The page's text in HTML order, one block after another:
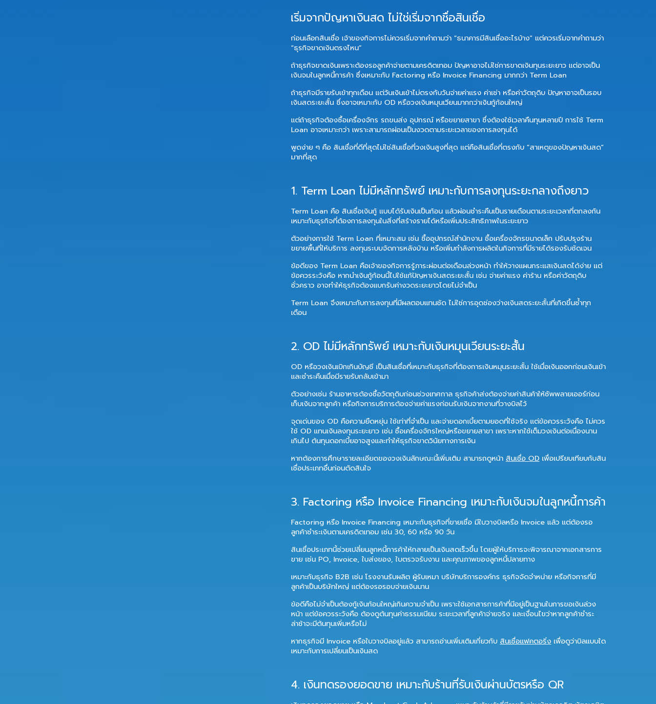
เริ่มจากปัญหาเงินสด ไม่ใช่เริ่มจากชื่อสินเชื่อ
ก่อนเลือกสินเชื่อ เจ้าของกิจการไม่ควรเริ่มจากคำถามว่า “ธนาคารมีสินเชื่ออะไรบ้าง” แต่ควรเริ่มจากคำถามว่า
“ธุรกิจขาดเงินตรงไหน”
ถ้าธุรกิจขาดเงินเพราะต้องรอลูกค้าจ่ายตามเครดิตเทอม ปัญหาอาจไม่ใช่การขาดเงินทุนระยะยาว แต่อาจเป็น
เงินจมในลูกหนี้การค้า ซึ่งเหมาะกับ Factoring หรือ Invoice Financing มากกว่า Term Loan
ถ้าธุรกิจมีรายรับเข้าทุกเดือน แต่วันเงินเข้าไม่ตรงกับวันจ่ายค่าแรง ค่าเช่า หรือค่าวัตถุดิบ ปัญหาอาจเป็นรอบ
เงินสดระยะสั้น ซึ่งอาจเหมาะกับ OD หรือวงเงินหมุนเวียนมากกว่าเงินกู้ก้อนใหญ่
แต่ถ้าธุรกิจต้องซื้อเครื่องจักร รถขนส่ง อุปกรณ์ หรือขยายสาขา ซึ่งต้องใช้เวลาคืนทุนหลายปี การใช้ Term
Loan อาจเหมาะกว่า เพราะสามารถผ่อนเป็นงวดตามระยะเวลาของการลงทุนได้
พูดง่าย ๆ คือ สินเชื่อที่ดีที่สุดไม่ใช่สินเชื่อที่วงเงินสูงที่สุด แต่คือสินเชื่อที่ตรงกับ “สาเหตุของปัญหาเงินสด”
มากที่สุด
1. Term Loan ไม่มีหลักทรัพย์ เหมาะกับการลงทุนระยะกลางถึงยาว
Term Loan คือ สินเชื่อเงินกู้ แบบได้รับเงินเป็นก้อน แล้วผ่อนชำระคืนเป็นรายเดือนตามระยะเวลาที่ตกลงกัน
เหมาะกับธุรกิจที่ต้องการลงทุนในสิ่งที่สร้างรายได้หรือเพิ่มประสิทธิภาพในระยะยาว
ตัวอย่างการใช้ Term Loan ที่เหมาะสม เช่น ซื้ออุปกรณ์สำนักงาน ซื้อเครื่องจักรขนาดเล็ก ปรับปรุงร้าน
ขยายพื้นที่ให้บริการ ลงทุนระบบจัดการหลังบ้าน หรือเพิ่มกำลังการผลิตในกิจการที่มีรายได้รองรับชัดเจน
ข้อดีของ Term Loan คือเจ้าของกิจการรู้ภาระผ่อนต่อเดือนล่วงหน้า ทำให้วางแผนกระแสเงินสดได้ง่าย แต่
ข้อควรระวังคือ หากนำเงินกู้ก้อนนี้ไปใช้แก้ปัญหาเงินสดระยะสั้น เช่น จ่ายค่าแรง ค่าร้าน หรือค่าวัตถุดิบ
ชั่วคราว อาจทำให้ธุรกิจต้องแบกรับค่างวดระยะยาวโดยไม่จำเป็น
Term Loan จึงเหมาะกับการลงทุนที่มีผลตอบแทนชัด ไม่ใช่การอุดช่องว่างเงินสดระยะสั้นที่เกิดขึ้นซ้ำทุก
เดือน
2. OD ไม่มีหลักทรัพย์ เหมาะกับเงินหมุนเวียนระยะสั้น
OD หรือวงเงินเบิกเกินบัญชี เป็นสินเชื่อที่เหมาะกับธุรกิจที่ต้องการเงินหมุนระยะสั้น ใช้เมื่อเงินออกก่อนเงินเข้า
และชำระคืนเมื่อมีรายรับกลับเข้ามา
ตัวอย่างเช่น ร้านอาหารต้องซื้อวัตถุดิบก่อนช่วงเทศกาล ธุรกิจค้าส่งต้องจ่ายค่าสินค้าให้ซัพพลายเออร์ก่อน
เก็บเงินจากลูกค้า หรือกิจการบริการต้องจ่ายค่าแรงก่อนรับเงินจากงานที่วางบิลไว้
จุดเด่นของ OD คือความยืดหยุ่น ใช้เท่าที่จำเป็น และจ่ายดอกเบี้ยตามยอดที่ใช้จริง แต่ข้อควรระวังคือ ไม่ควร
ใช้ OD แทนเงินลงทุนระยะยาว เช่น ซื้อเครื่องจักรใหญ่หรือขยายสาขา เพราะหากใช้เต็มวงเงินต่อเนื่องนาน
เกินไป ต้นทุนดอกเบี้ยอาจสูงและทำให้ธุรกิจขาดวินัยทางการเงิน
หากต้องการศึกษารายละเอียดของวงเงินลักษณะนี้เพิ่มเติม สามารถดูหน้า สินเชื่อ OD เพื่อเปรียบเทียบกับสิน
เชื่อประเภทอื่นก่อนตัดสินใจ
3. Factoring หรือ Invoice Financing เหมาะกับเงินจมในลูกหนี้การค้า
Factoring หรือ Invoice Financing เหมาะกับธุรกิจที่ขายเชื่อ มีใบวางบิลหรือ Invoice แล้ว แต่ต้องรอ
ลูกค้าชำระเงินตามเครดิตเทอม เช่น 30, 60 หรือ 90 วัน
สินเชื่อประเภทนี้ช่วยเปลี่ยนลูกหนี้การค้าให้กลายเป็นเงินสดเร็วขึ้น โดยผู้ให้บริการจะพิจารณาจากเอกสารการ
ขาย เช่น PO, Invoice, ใบส่งของ, ใบตรวจรับงาน และคุณภาพของลูกหนี้ปลายทาง
เหมาะกับธุรกิจ B2B เช่น โรงงานรับผลิต ผู้รับเหมา บริษัทบริการองค์กร ธุรกิจจัดจำหน่าย หรือกิจการที่มี
ลูกค้าเป็นบริษัทใหญ่ แต่ต้องรอรอบจ่ายเงินนาน
ข้อดีคือไม่จำเป็นต้องกู้เงินก้อนใหญ่เกินความจำเป็น เพราะใช้เอกสารการค้าที่มีอยู่เป็นฐานในการขอเงินล่วง
หน้า แต่ข้อควรระวังคือ ต้องดูต้นทุนค่าธรรมเนียม ระยะเวลาที่ลูกค้าจ่ายจริง และเงื่อนไขว่าหากลูกค้าชำระ
ล่าช้าจะมีต้นทุนเพิ่มหรือไม่
หากธุรกิจมี Invoice หรือใบวางบิลอยู่แล้ว สามารถอ่านเพิ่มเติมเกี่ยวกับ สินเชื่อแฟคตอริ่ง เพื่อดูว่าบิลแบบใด
เหมาะกับการเปลี่ยนเป็นเงินสด
4. เงินทดรองยอดขาย เหมาะกับร้านที่รับเงินผ่านบัตรหรือ QR